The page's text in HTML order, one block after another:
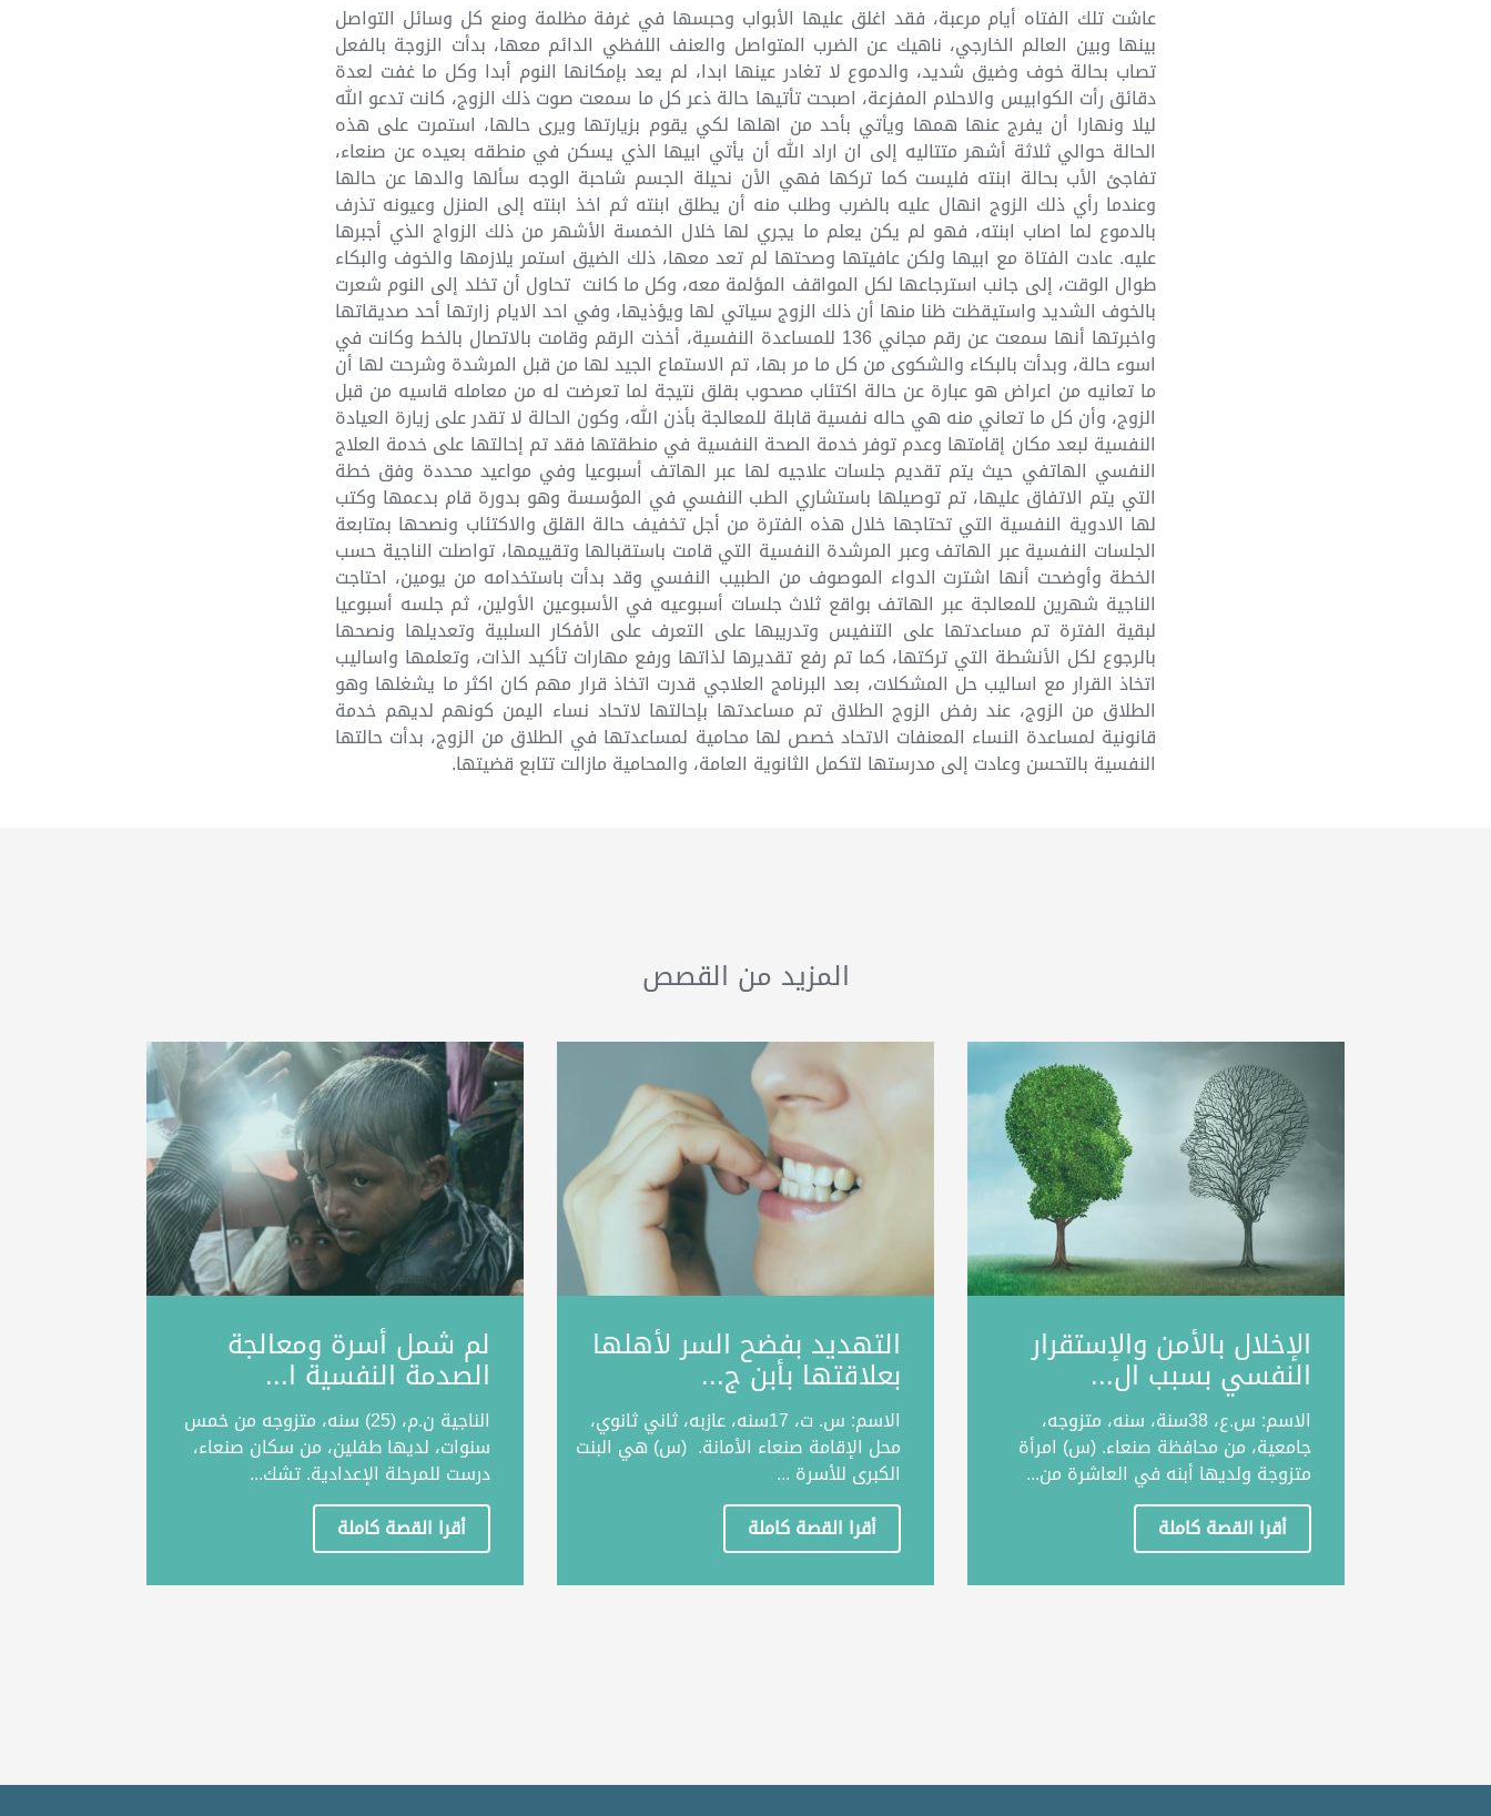
عاشت تلك الفتاه أيام مرعبة، فقد اغلق عليها الأبواب وحبسها في غرفة مظلمة ومنع كل وسائل التواصل
بينها وبين العالم الخارجي، ناهيك عن الضرب المتواصل والعنف اللفظي الدائم معها، بدأت الزوجة بالفعل
تصاب بحالة خوف وضيق شديد، والدموع لا تغادر عينها ابدا، لم يعد بإمكانها النوم أبدا وكل ما غفت لعدة
دقائق رأت الكوابيس والاحلام المفزعة، اصبحت تأتيها حالة ذعر كل ما سمعت صوت ذلك الزوج، كانت تدعو الله
ليلا ونهارا أن يفرج عنها همها ويأتي بأحد من اهلها لكي يقوم بزيارتها ويرى حالها، استمرت على هذه
الحالة حوالي ثلاثة أشهر متتاليه إلى ان اراد الله أن يأتي ابيها الذي يسكن في منطقه بعيده عن صنعاء،
تفاجئ الأب بحالة ابنته فليست كما تركها فهي الأن نحيلة الجسم شاحبة الوجه سألها والدها عن حالها
وعندما رأي ذلك الزوج انهال عليه بالضرب وطلب منه أن يطلق ابنته ثم اخذ ابنته إلى المنزل وعيونه تذرف
بالدموع لما اصاب ابنته، فهو لم يكن يعلم ما يجري لها خلال الخمسة الأشهر من ذلك الزواج الذي أجبرها
عليه. عادت الفتاة مع ابيها ولكن عافيتها وصحتها لم تعد معها، ذلك الضيق استمر يلازمها والخوف والبكاء
طوال الوقت، إلى جانب استرجاعها لكل المواقف المؤلمة معه، وكل ما كانت تحاول أن تخلد إلى النوم شعرت
بالخوف الشديد واستيقظت ظنا منها أن ذلك الزوج سياتي لها ويؤذيها، وفي احد الايام زارتها أحد صديقاتها
واخبرتها أنها سمعت عن رقم مجاني 136 للمساعدة النفسية، أخذت الرقم وقامت بالاتصال بالخط وكانت في
اسوء حالة، وبدأت بالبكاء والشكوى من كل ما مر بها، تم الاستماع الجيد لها من قبل المرشدة وشرحت لها أن
ما تعانيه من اعراض هو عبارة عن حالة اكتئاب مصحوب بقلق نتيجة لما تعرضت له من معامله قاسيه من قبل
الزوج، وأن كل ما تعاني منه هي حاله نفسية قابلة للمعالجة بأذن الله، وكون الحالة لا تقدر على زيارة العيادة
النفسية لبعد مكان إقامتها وعدم توفر خدمة الصحة النفسية في منطقتها فقد تم إحالتها على خدمة العلاج
النفسي الهاتفي حيث يتم تقديم جلسات علاجيه لها عبر الهاتف أسبوعيا وفي مواعيد محددة وفق خطة
التي يتم الاتفاق عليها، تم توصيلها باستشاري الطب النفسي في المؤسسة وهو بدورة قام بدعمها وكتب
لها الادوية النفسية التي تحتاجها خلال هذه الفترة من أجل تخفيف حالة القلق والاكتئاب ونصحها بمتابعة
الجلسات النفسية عبر الهاتف وعبر المرشدة النفسية التي قامت باستقبالها وتقييمها، تواصلت الناجية حسب
الخطة وأوضحت أنها اشترت الدواء الموصوف من الطبيب النفسي وقد بدأت باستخدامه من يومين، احتاجت
الناجية شهرين للمعالجة عبر الهاتف بواقع ثلاث جلسات أسبوعيه في الأسبوعين الأولين، ثم جلسه أسبوعيا
لبقية الفترة تم مساعدتها على التنفيس وتدريبها على التعرف على الأفكار السلبية وتعديلها ونصحها
بالرجوع لكل الأنشطة التي تركتها، كما تم رفع تقديرها لذاتها ورفع مهارات تأكيد الذات، وتعلمها واساليب
اتخاذ القرار مع اساليب حل المشكلات، بعد البرنامج العلاجي قدرت اتخاذ قرار مهم كان اكثر ما يشغلها وهو
الطلاق من الزوج، عند رفض الزوج الطلاق تم مساعدتها بإحالتها لاتحاد نساء اليمن كونهم لديهم خدمة
قانونية لمساعدة النساء المعنفات الاتحاد خصص لها محامية لمساعدتها في الطلاق من الزوج، بدأت حالتها
النفسية بالتحسن وعادت إلى مدرستها لتكمل الثانوية العامة، والمحامية مازالت تتابع قضيتها.
المزيد من القصص
الإخلال بالأمن والإستقرار
النفسي بسبب ال...
الاسم: س.ع، 38سنة، سنه، متزوجه،
جامعية، من محافظة صنعاء. (س) امرأة
متزوجة ولديها أبنه في العاشرة من...
أقرا القصة كاملة
التهديد بفضح السر لأهلها
بعلاقتها بأبن ج...
الاسم: س. ت، 17سنه، عازبه، ثاني ثانوي،
محل الإقامة صنعاء الأمانة. (س) هي البنت
الكبرى للأسرة ...
أقرا القصة كاملة
لم شمل أسرة ومعالجة
الصدمة النفسية ا...
الناجية ن.م، (25) سنه، متزوجه من خمس
سنوات، لديها طفلين، من سكان صنعاء،
درست للمرحلة الإعدادية. تشك...
أقرا القصة كاملة